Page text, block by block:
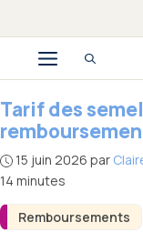
au
contenuMenu
Remboursements
Tarif des
15 juin 2026 par
14 minutes